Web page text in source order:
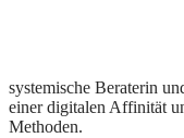
systemische Beraterin
einer digitalen Affinität
Methoden.